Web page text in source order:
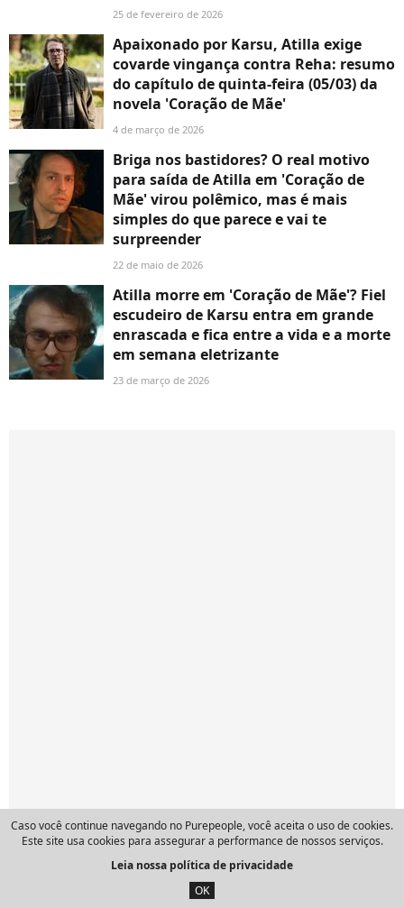
25 de fevereiro de 2026
Apaixonado por Karsu, Atilla exige
covarde vingança contra Reha: resumo
do capítulo de quinta-feira (05/03) da
novela 'Coração de Mãe'
4 de março de 2026
Briga nos bastidores? O real motivo
para saída de Atilla em 'Coração de
Mãe' virou polêmico, mas é mais
simples do que parece e vai te
surpreender
22 de maio de 2026
Atilla morre em 'Coração de Mãe'? Fiel
escudeiro de Karsu entra em grande
enrascada e fica entre a vida e a morte
em semana eletrizante
23 de março de 2026
Caso você continue navegando no Purepeople, você aceita o uso de cookies.
Este site usa cookies para assegurar a performance de nossos serviços.
Leia nossa política de privacidade
OK